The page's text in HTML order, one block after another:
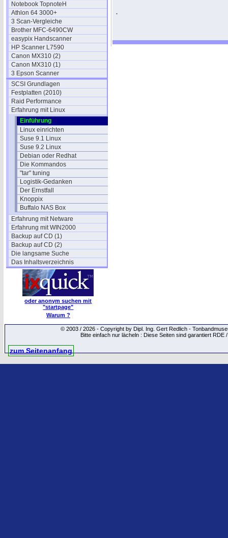
Notebook TopnoteH
Athlon 64 3000+
3 Scan-Vergleiche
Brother MFC-6490CW
easypix Handscanner
HP Scanner L7590
Canon MX310 (2)
Canon MX310 (1)
3 Epson Scanner
SCSI Grundlagen
Festplatten (2010)
Raid Performance
Erfahrung mit Linux
Einführung
Linux einrichten
Suse 9.1 Linux
Suse 9.2 Linux
Debian oder Redhat
Die Kommandos
"tar" tuning
Logistik-Gedanken
Der Ernstfall
Knoppix
Buffalo NAS Box
Erfahrung mit Netware
Erfahrung mit WIN2000
Backup auf CD (1)
Backup auf CD (2)
Die langsame Suche
Das Inhaltsverzeichnis
oder anonym suchen mit
"startpage"
Warum ?
.
© 2003 / 2026 - Copyright by Dipl. Ing. Gert Redlich -
Bitte einfach nur lächeln : Diese Seiten sind garantiert
zum Seitenanfang